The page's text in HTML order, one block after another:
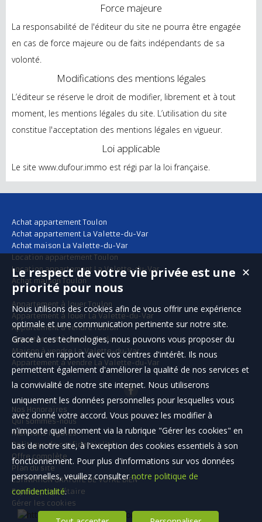
Force majeure
La responsabilité de l'éditeur du site ne pourra être engagée
en cas de force majeure ou de faits indépendants de sa
volonté.
Modifications des mentions légales
L’éditeur se réserve le droit de modifier, librement et à tout
moment, les mentions légales du site. L’utilisation du site
constitue l'acceptation des mentions légales en vigueur.
Loi applicable
Le site www.dufour.immo est régi par la loi française.
Achat appartement Toulon
Achat appartement La Valette-du-Var
Achat maison La Valette-du-Var
Location appartement Toulon
Location appartement La Valette-du-Var
Achat maison Toulon
Appartement à louer Toulon
Appartement à louer La Valette-du-Var
Appartement à vendre Toulon
Appartement à vendre Toulon
Maison à vendre La Valette-du-Var
Appartement à vendre La Valette-du-Var
Nos Honoraires
Qui sommes-nous
Mentions légales
Politique de confidentialité
Offre complète
Plan du site
ESTIMATION GRATUITE DE VOTRE BIEN
Espace propriétaire
Gérer les cookies
✕
Le respect de votre vie privée est une
priorité pour nous
Nous utilisons des cookies afin de vous offrir une expérience
optimale et une communication pertinente sur notre site.
Grace à ces technologies, nous pouvons vous proposer du
contenu en rapport avec vos centres d'intérêt. Ils nous
permettent également d'améliorer la qualité de nos services et
la convivialité de notre site internet. Nous utiliserons
uniquement les données personnelles pour lesquelles vous
avez donné votre accord. Vous pouvez les modifier à
n'importe quel moment via la rubrique "Gérer les cookies" en
bas de notre site, à l'exception des cookies essentiels à son
fonctionnement. Pour plus d'informations sur vos données
personnelles, veuillez consulternotre politique de
confidentialité.